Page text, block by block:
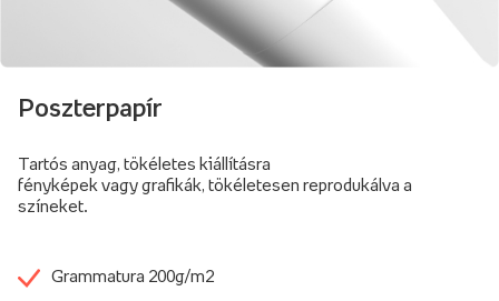
Poszterpapír
Tartós anyag, tökéletes kiállításra
fényképek vagy grafikák, tökéletesen reprodukálva a
színeket.
Grammatura 200g/m2